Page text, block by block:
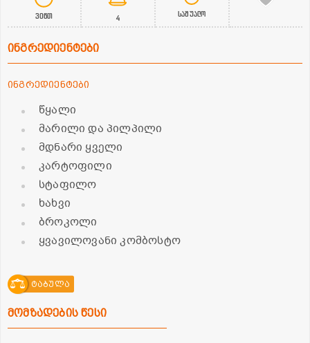
30წთ 4 საშუალო
ინგრედიენტები
ინგრედიენტები
წყალი
მარილი და პილპილი
მდნარი ყველი
კარტოფილი
სტაფილო
ხახვი
ბროკოლი
ყვავილოვანი კომბოსტო
ტაბულა
მომზადების წესი